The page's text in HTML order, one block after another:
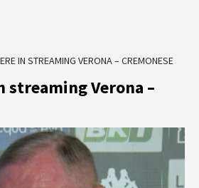
IN STREAMING VERONA – CREMONESE
streaming Verona –